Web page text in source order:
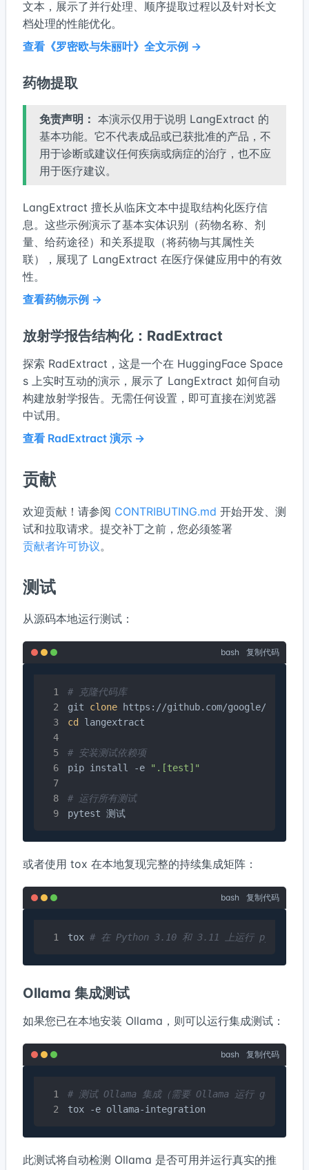
文本，展示了并行处理、顺序提取过程以及针对长文
档处理的性能优化。
查看《罗密欧与朱丽叶》全文示例 →
药物提取
免责声明： 本演示仅用于说明 LangExtract 的
基本功能。它不代表成品或已获批准的产品，不
用于诊断或建议任何疾病或病症的治疗，也不应
用于医疗建议。
LangExtract 擅长从临床文本中提取结构化医疗信
息。这些示例演示了基本实体识别（药物名称、剂
量、给药途径）和关系提取（将药物与其属性关
联），展现了 LangExtract 在医疗保健应用中的有效
性。
查看药物示例 →
放射学报告结构化：RadExtract
探索 RadExtract，这是一个在 HuggingFace Space
s 上实时互动的演示，展示了 LangExtract 如何自动
构建放射学报告。无需任何设置，即可直接在浏览器
中试用。
查看 RadExtract 演示 →
贡献
欢迎贡献！请参阅 CONTRIBUTING.md 开始开发、测
试和拉取请求。提交补丁之前，您必须签署
贡献者许可协议。
测试
从源码本地运行测试：
bash 复制代码
# 克隆代码库
git clone
cd
langextract
# 安装测试依赖项
pip install -e
".[test]"
# 运行所有测试
pytest 测试
或者使用 tox 在本地复现完整的持续集成矩阵：
bash 复制代码
tox # 在 Python 3.10 和 3.11 上运行 pylint +
Ollama 集成测试
如果您已在本地安装 Ollama，则可以运行集成测试：
bash 复制代码
# 测试 Ollama 集成（需要 Ollama 运行
tox -e ollama-integration
此测试将自动检测 Ollama 是否可用并运行真实的推